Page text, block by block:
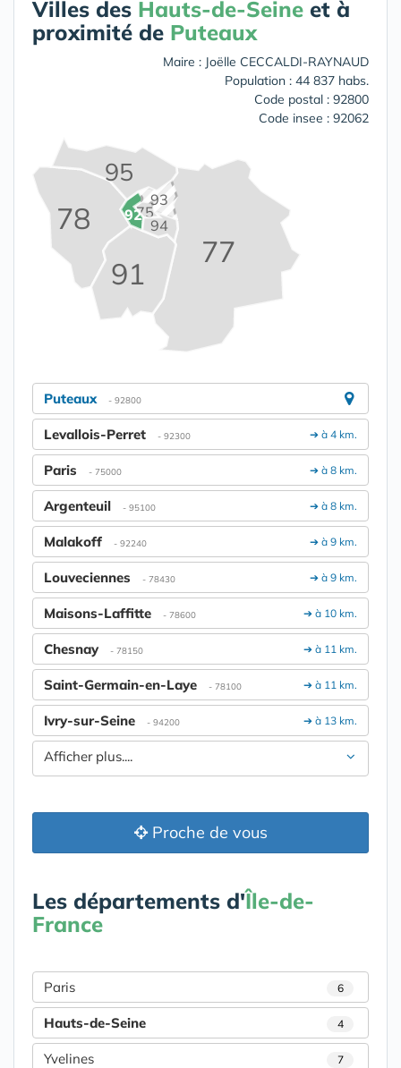
Villes des Hauts-de-Seine et à
proximité de Puteaux
Maire : Joëlle CECCALDI-RAYNAUD
Population : 44 837 habs.
Code postal : 92800
Code insee : 92062
75
77
78
91
92
93
94
95
Puteaux - 92800
➔ à 4 km.
Levallois-Perret - 92300
➔ à 8 km.
Paris - 75000
➔ à 8 km.
Argenteuil - 95100
➔ à 9 km.
Malakoff - 92240
➔ à 9 km.
Louveciennes - 78430
➔ à 10 km.
Maisons-Laffitte - 78600
➔ à 11 km.
Chesnay - 78150
➔ à 11 km.
Saint-Germain-en-Laye - 78100
➔ à 13 km.
Ivry-sur-Seine - 94200
Afficher plus....
Proche de vous
Les départements d'Île-de-
France
Paris 6
Hauts-de-Seine 4
Yvelines 7